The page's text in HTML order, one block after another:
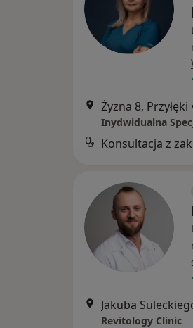
Żyzna 8, Przyłęki
Jakuba
Revitology Clinic